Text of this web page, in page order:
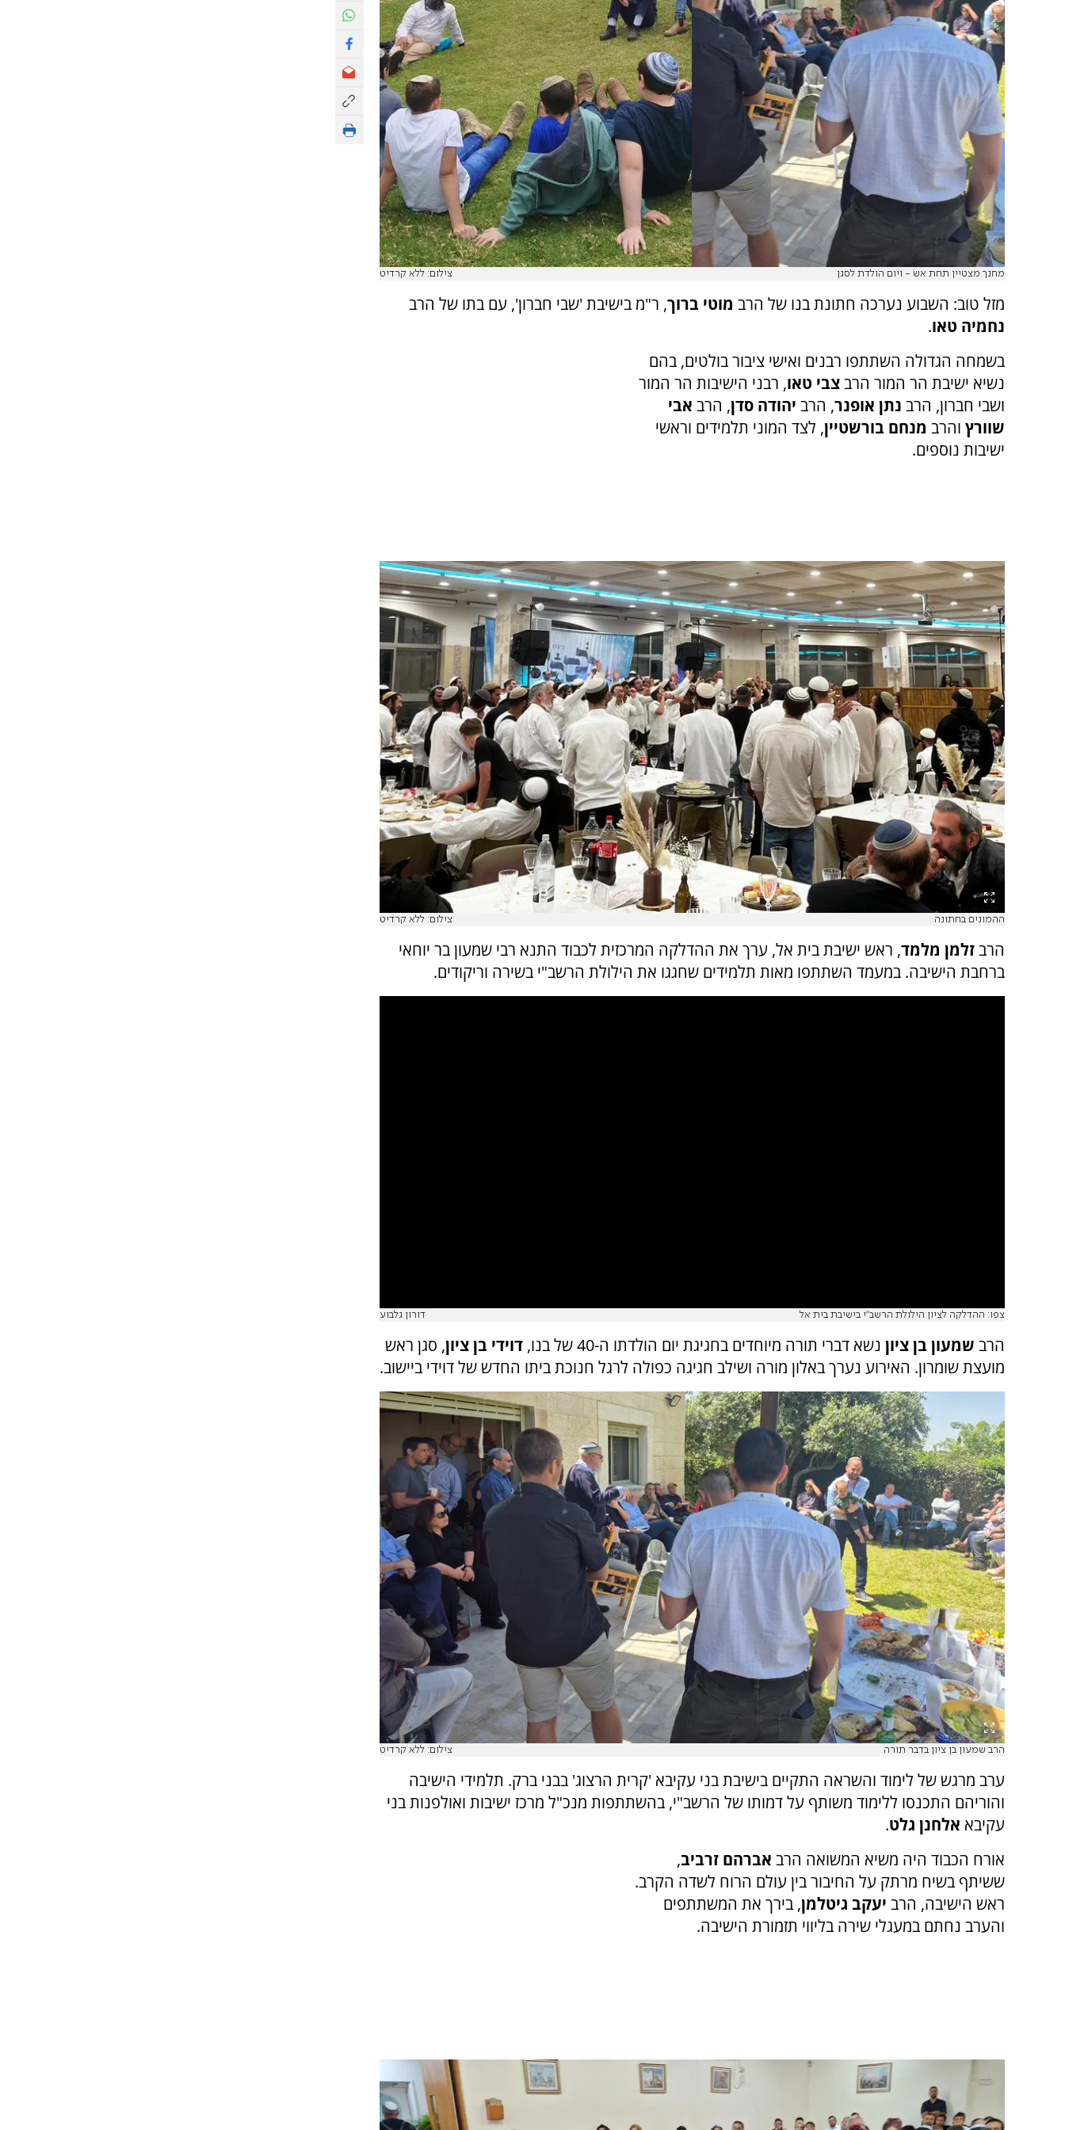
מחנך מצטיין תחת אש - ויום הולדת לסגן צילום: ללא קרדיט
מזל טוב: השבוע נערכה חתונת בנו של הרב מוטי ברוך, ר"מ בישיבת 'שבי חברון', עם בתו של הרב
נחמיה טאו.
בשמחה הגדולה השתתפו רבנים ואישי ציבור בולטים, בהם
נשיא ישיבת הר המור הרבצבי טאו, רבני הישיבות הר המור
ושבי חברון, הרב נתן אופנר, הרב יהודה סדן, הרב אבי
שוורץ והרב מנחם בורשטיין, לצד המוני תלמידים וראשי
ישיבות נוספים.
ההמונים בחתונה צילום: ללא קרדיט
הרבזלמן מלמד, ראש ישיבת בית אל, ערך את ההדלקה המרכזית לכבוד התנא רבי שמעון בר יוחאי
ברחבת הישיבה. במעמד השתתפו מאות תלמידים שחגגו את הילולת הרשב"י בשירה וריקודים.
צפו: ההדלקה לציון הילולת הרשב"י בישיבת בית אל דורון גלבוע
הרב שמעון בן ציון נשא דברי תורה מיוחדים בחגיגת יום הולדתו ה-40 של בנו, דוידי בן ציון, סגן ראש
מועצת שומרון. האירוע נערך באלון מורה ושילב חגיגה כפולה לרגל חנוכת ביתו החדש של דוידי ביישוב.
הרב שמעון בן ציון בדבר תורה צילום: ללא קרדיט
ערב מרגש של לימוד והשראה התקיים בישיבת בני עקיבא 'קרית הרצוג' בבני ברק. תלמידי הישיבה
והוריהם התכנסו ללימוד משותף על דמותו של הרשב"י, בהשתתפות מנכ"ל מרכז ישיבות ואולפנות בני
עקיבא אלחנן גלט.
אורח הכבוד היה משיא המשואה הרב אברהם זרביב,
ששיתף בשיח מרתק על החיבור בין עולם הרוח לשדה הקרב.
ראש הישיבה, הרב יעקב גיטלמן, בירך את המשתתפים
והערב נחתם במעגלי שירה בליווי תזמורת הישיבה.